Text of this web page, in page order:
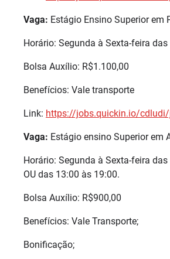
Vaga: Estágio Ensino Superior em
Horário: Segunda à Sexta-feira
Bolsa Auxílio: R$1.100,00
Benefícios: Vale transporte
Link: https://jobs.quickin.io/
Vaga: Estágio ensino Superior em
Horário: Segunda à Sexta-feira
OU das 13:00 às 19:00.
Bolsa Auxílio: R$900,00
Benefícios: Vale Transporte;
Bonificação;